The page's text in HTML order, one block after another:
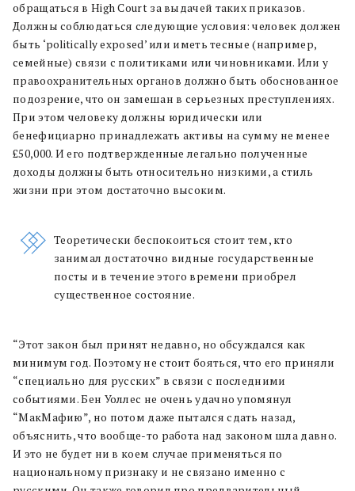
обращаться в High Court за выдачей таких приказов.
Должны соблюдаться следующие условия: человек должен
быть ‘politically exposed’ или иметь тесные (например,
семейные) связи с политиками или чиновниками. Или у
правоохранительных органов должно быть обоснованное
подозрение, что он замешан в серьезных преступлениях.
При этом человеку должны юридически или
бенефициарно принадлежать активы на сумму не менее
£50,000. И его подтвержденные легально полученные
доходы должны быть относительно низкими, а стиль
жизни при этом достаточно высоким.
Теоретически беспокоиться стоит тем, кто
занимал достаточно видные государственные
посты и в течение этого времени приобрел
существенное состояние.
“Этот закон был принят недавно, но обсуждался как
минимум год. Поэтому не стоит бояться, что его приняли
“специально для русских” в связи с последними
событиями. Бен Уоллес не очень удачно упомянул
“МакМафию”, но потом даже пытался сдать назад,
объяснить, что вообще-то работа над законом шла давно.
И это не будет ни в коем случае применяться по
национальному признаку и не связано именно с